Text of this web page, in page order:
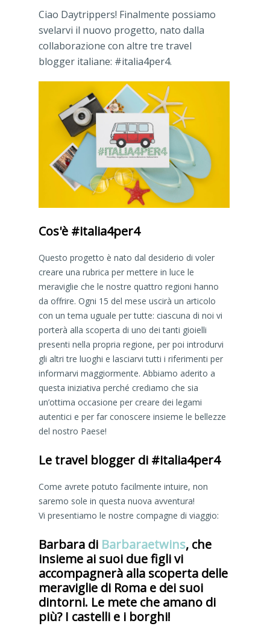
Ciao Daytrippers! Finalmente possiamo
svelarvi il nuovo progetto, nato dalla
collaborazione con altre tre travel
blogger italiane: #italia4per4.
Cos'è #italia4per4
Questo progetto è nato dal desiderio di voler
creare una rubrica per mettere in luce le
meraviglie che le nostre quattro regioni hanno
da offrire. Ogni 15 del mese uscirà un articolo
con un tema uguale per tutte: ciascuna di noi vi
porterà alla scoperta di uno dei tanti gioielli
presenti nella propria regione, per poi introdurvi
gli altri tre luoghi e lasciarvi tutti i riferimenti per
informarvi maggiormente. Abbiamo aderito a
questa iniziativa perché crediamo che sia
un’ottima occasione per creare dei legami
autentici e per far conoscere insieme le bellezze
del nostro Paese!
Le travel blogger di #italia4per4
Come avrete potuto facilmente intuire, non
saremo sole in questa nuova avventura!
Vi presentiamo le nostre compagne di viaggio:
Barbara di Barbaraetwins, che
insieme ai suoi due figli vi
accompagnerà alla scoperta delle
meraviglie di Roma e dei suoi
dintorni. Le mete che amano di
più? I castelli e i borghi!